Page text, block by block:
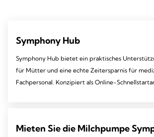
Symphony Hub
Symphony Hub bietet ein praktisches
für Mütter und eine echte Zeitersparnis für
Fachpersonal. Konzipiert als Online-
Mieten Sie die Milchpumpe